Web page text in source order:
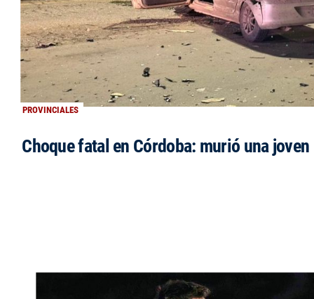
PROVINCIALES
Choque fatal en Córdoba: murió una